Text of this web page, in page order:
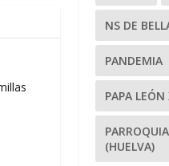
NS DE
PANDEMIA
PAPA LEÓN
(HUELVA)